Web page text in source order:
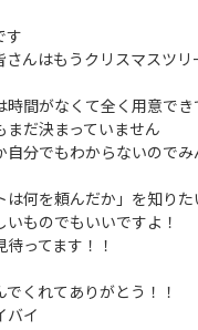
す
さんはもうクリスマスツ
間がなくて全く用意でき
まだ決まっていません
自分でもわからないのでみ
は何を頼んだか」を知りた
いものでもいいですよ！
ってます！！
くれてありがとう！！
バイ